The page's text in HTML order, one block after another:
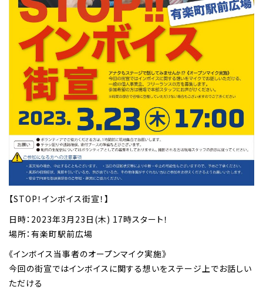
【STOP！インボイス街宣！】
日時：2023年3月23日(木) 17時スタート！
場所：有楽町駅前広場
《インボイス当事者のオープンマイク実施》
今回の街宣ではインボイスに関する想いをステージ上でお話しい
ただける